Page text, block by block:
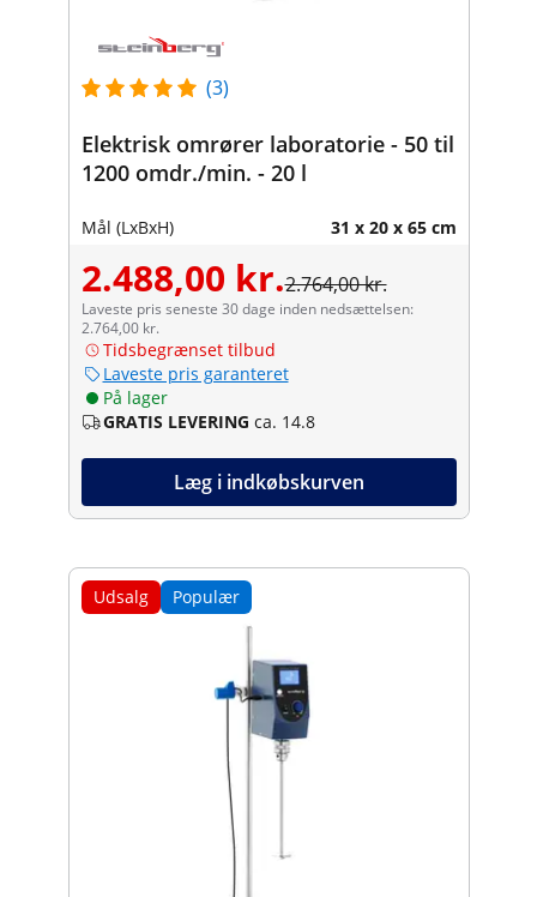
(3)
Elektrisk omrører laboratorie - 50 til
1200 omdr./min. - 20 l
Mål (LxBxH) 31 x 20 x 65 cm
2.488,00 kr.2.764,00 kr.
Laveste pris seneste 30 dage inden nedsættelsen:
2.764,00 kr.
Tidsbegrænset tilbud
Laveste pris garanteret
På lager
GRATIS LEVERING ca. 14.8
Læg i indkøbskurven
Udsalg Populær